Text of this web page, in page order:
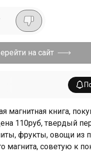
на сайт
магнитная книга,
110руб, твердый
фрукты, овощи из
магнита, советую к